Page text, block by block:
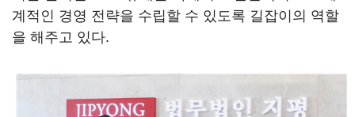
계적인 경영 전략을 수립할 수 있도록 길잡이의 역할
을 해주고 있다.